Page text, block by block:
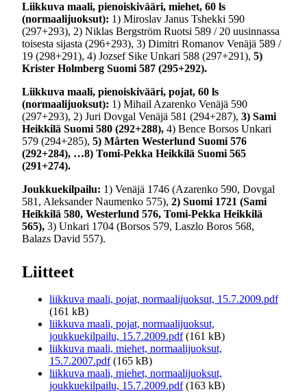
Liikkuva maali, pienoiskivääri, miehet, 60 ls
(normaalijuoksut): 1) Miroslav Janus Tshekki 590
(297+293), 2) Niklas Bergström Ruotsi 589 / 20 uusinnassa
toisesta sijasta (296+293), 3) Dimitri Romanov Venäjä 589 /
19 (298+291), 4) Jozsef Sike Unkari 588 (297+291), 5)
Krister Holmberg Suomi 587 (295+292).
Liikkuva maali, pienoiskivääri, pojat, 60 ls
(normaalijuoksut): 1) Mihail Azarenko Venäjä 590
(297+293), 2) Juri Dovgal Venäjä 581 (294+287), 3) Sami
Heikkilä Suomi 580 (292+288), 4) Bence Borsos Unkari
579 (294+285), 5) Mårten Westerlund Suomi 576
(292+284), …8) Tomi-Pekka Heikkilä Suomi 565
(291+274).
Joukkuekilpailu: 1) Venäjä 1746 (Azarenko 590, Dovgal
581, Aleksander Naumenko 575), 2) Suomi 1721 (Sami
Heikkilä 580, Westerlund 576, Tomi-Pekka Heikkilä
565), 3) Unkari 1704 (Borsos 579, Laszlo Boros 568,
Balazs David 557).
Liitteet
liikkuva maali, pojat, normaalijuoksut, 15.7.2009.pdf
(161 kB)
liikkuva maali, pojat, normaalijuoksut,
joukkuekilpailu, 15.7.2009.pdf (161 kB)
liikkuva maali, miehet, normaalijuoksut,
15.7.2007.pdf (165 kB)
liikkuva maali, miehet, normaalijuoksut,
joukkuekilpailu, 15.7.2009.pdf (163 kB)